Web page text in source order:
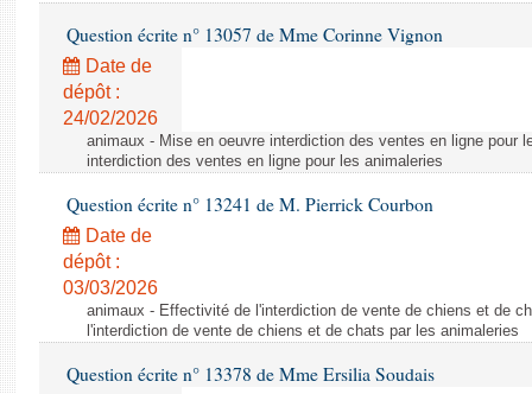
Question écrite n° 13057 de Mme Corinne Vignon
Date de
dépôt :
24/02/2026
animaux - Mise en oeuvre interdiction des ventes en ligne pour
interdiction des ventes en ligne pour les animaleries
Question écrite n° 13241 de M. Pierrick Courbon
Date de
dépôt :
03/03/2026
animaux - Effectivité de l'interdiction de vente de chiens et de
l'interdiction de vente de chiens et de chats par les animaleries
Question écrite n° 13378 de Mme Ersilia Soudais